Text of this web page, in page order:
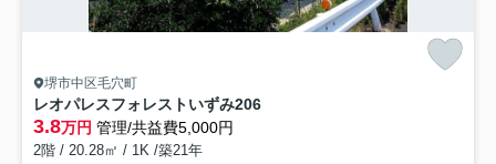
堺市中区毛穴町
レオパレスフォレストいずみ206
3.8万円 管理/共益費5,000円
2階 / 20.28㎡ / 1K /築21年